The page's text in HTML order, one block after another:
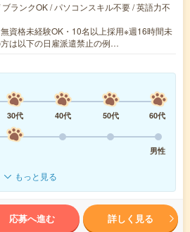
ランクOK / パソコンスキル不要 / 英語力不
資格未経験OK・10名以上採用※週16時間未
は以下の日雇派遣禁止の例…
30代 40代 50代
60代
男性
もっと見る
応募へ進む 詳しく見る